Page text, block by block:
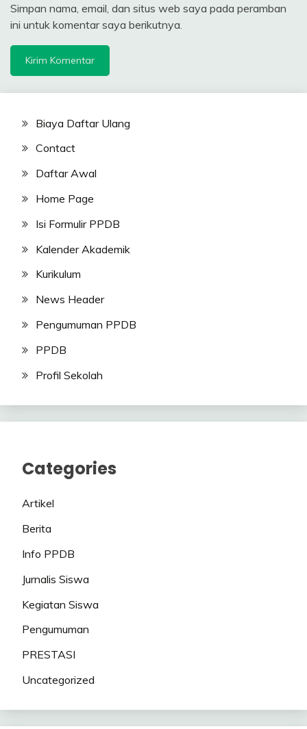
Simpan nama, email, dan situs web saya pada peramban
ini untuk komentar saya berikutnya.
Biaya Daftar Ulang
Contact
Daftar Awal
Home Page
Isi Formulir PPDB
Kalender Akademik
Kurikulum
News Header
Pengumuman PPDB
PPDB
Profil Sekolah
Categories
Artikel
Berita
Info PPDB
Jurnalis Siswa
Kegiatan Siswa
Pengumuman
PRESTASI
Uncategorized